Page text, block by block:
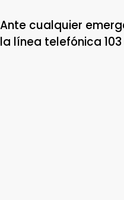
Ante cualquier
la línea telefónica